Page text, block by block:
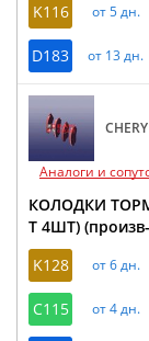
K116 от 5 дн.
D183 от 13 дн.
CHERY
Аналоги и
КОЛОДКИ
Т 4ШТ) (произв-
K128
от 6 дн.
C115 от 4 дн.